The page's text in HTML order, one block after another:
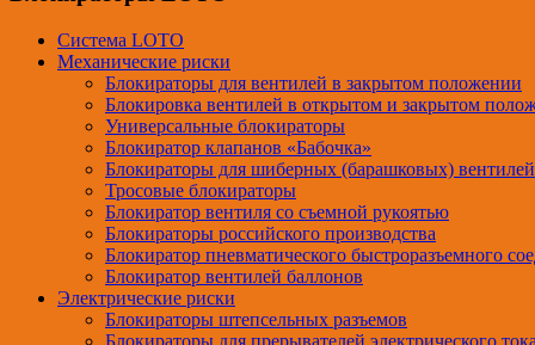
Система LOTO
Механические риски
Блокираторы для вентилей в закрытом положении
Блокировка вентилей в открытом и закрытом
Универсальные блокираторы
Блокиратор клапанов «Бабочка»
Блокираторы для шиберных (барашковых) вентилей
Тросовые блокираторы
Блокиратор вентиля со съемной рукоятью
Блокираторы российского производства
Блокиратор пневматического быстроразъемного
Блокиратор вентилей баллонов
Электрические риски
Блокираторы штепсельных разъемов